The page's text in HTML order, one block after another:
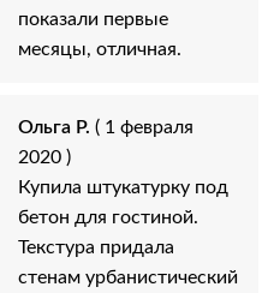
показали первые
месяцы, отличная.
Ольга Р. ( 1 февраля
2020 )
Купила штукатурку под
бетон для гостиной.
Текстура придала
стенам урбанистический